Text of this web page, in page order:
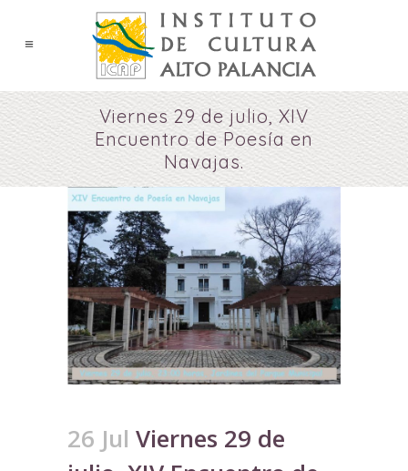
Viernes 29 de julio, XIV
Encuentro de Poesía en
Navajas.
26 Jul Viernes 29 de